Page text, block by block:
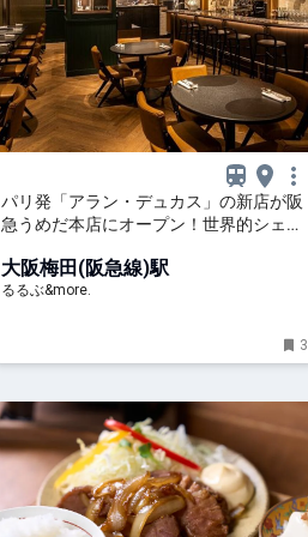
パリ発「アラン・デュカス」の新店が阪
急うめだ本店にオープン！世界的シェフ
なサロン｜るるぶ&more.
大阪梅田(阪急線)駅
るるぶ&more.
3